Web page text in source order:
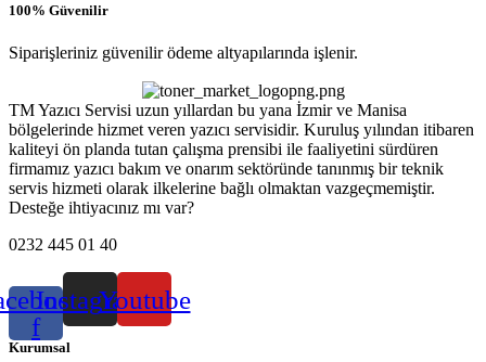
100% Güvenilir
Siparişleriniz güvenilir ödeme altyapılarında işlenir.
TM Yazıcı Servisi uzun yıllardan bu yana İzmir ve Manisa
bölgelerinde hizmet veren yazıcı servisidir. Kuruluş yılından itibaren
kaliteyi ön planda tutan çalışma prensibi ile faaliyetini sürdüren
firmamız yazıcı bakım ve onarım sektöründe tanınmış bir teknik
servis hizmeti olarak ilkelerine bağlı olmaktan vazgeçmemiştir.
Desteğe ihtiyacınız mı var?
0232 445 01 40
f
InstagramYoutube
Kurumsal